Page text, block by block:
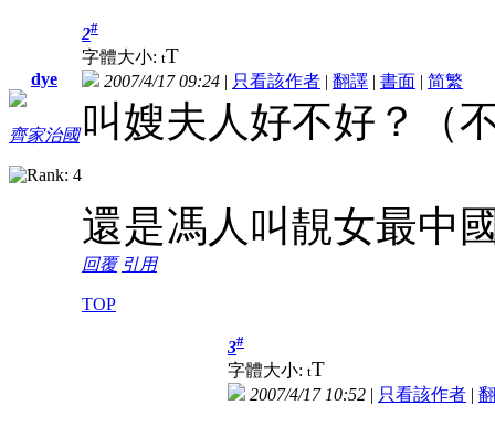
dye
齊家治國
2#
字體大小: tT
2007/4/17 09:24 | 只看該作者 | 翻譯 | 書面 | 简繁
叫嫂夫人好不好？（
還是馮人叫靚女最中
回覆 引用
TOP
3#
字體大小: tT
2007/4/17 10:52 | 只看該作者 |